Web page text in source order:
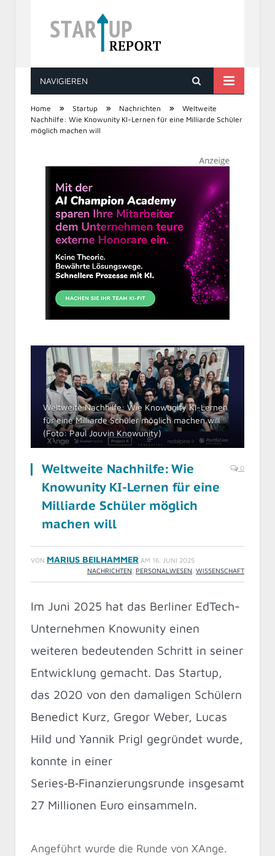
STARTUP REPORT
NAVIGIEREN
Home » Startup » Nachrichten »
Weltweite
Nachhilfe: Wie Knowunity KI-Lernen für eine Milliarde Schüler
möglich machen will
Weltweite Nachhilfe: Wie Knowunity KI-Lernen
für eine Milliarde Schüler möglich machen will
(Foto: Paul Jouvin Knowunity)
Weltweite Nachhilfe: Wie
Knowunity KI-Lernen für eine
Milliarde Schüler möglich
machen will
0
VON MARIUS BEILHAMMER AM 16. JUNI 2025
NACHRICHTEN
PERSONALWESEN WISSENSCHAFT
Im Juni 2025 hat das Berliner EdTech-
Unternehmen Knowunity einen
weiteren bedeutenden Schritt in seiner
Entwicklung gemacht. Das Startup,
das 2020 von den damaligen Schülern
Benedict Kurz, Gregor Weber, Lucas
Hild und Yannik Prigl gegründet wurde,
konnte in einer
Series‑B‑Finanzierungsrunde insgesamt
27 Millionen Euro einsammeln.
Angeführt wurde die Runde von XAnge.